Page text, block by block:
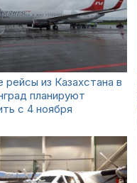
из Казахстана в
планируют
с 4 ноября